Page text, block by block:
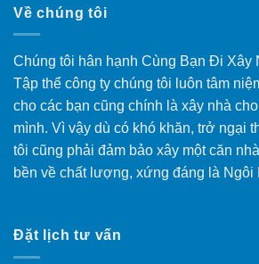
Về chúng tôi
Chúng tôi hân hạnh Cùng Bạn Đi Xây
Tập thể công ty chúng tôi luôn tâm
cho các bạn cũng chính là xây nhà
mình. Vì vậy dù có khó khăn, trở ngại
tôi cũng phải đảm bảo xây một căn
bền về chất lượng, xứng đáng là
Đặt lịch tư vấn